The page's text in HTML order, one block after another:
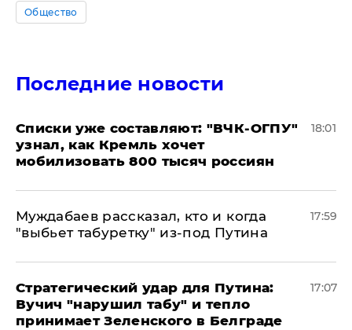
Общество
Последние новости
Списки уже составляют: "ВЧК-ОГПУ"
узнал, как Кремль хочет
мобилизовать 800 тысяч россиян
18:01
Муждабаев рассказал, кто и когда
"выбьет табуретку" из-под Путина
17:59
Стратегический удар для Путина:
Вучич "нарушил табу" и тепло
принимает Зеленского в Белграде
17:07